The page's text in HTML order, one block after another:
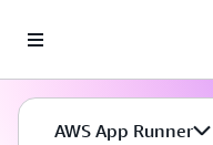
AWS App Runner